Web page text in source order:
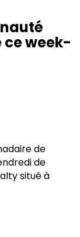
ce week-
de
de
situé à